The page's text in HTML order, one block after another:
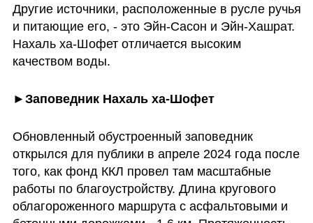
Другие источники, расположенные в русле ручья
и питающие его, - это Эйн-Сасон и Эйн-Хашрат.
Нахаль ха-Шофет отличается высоким
качеством воды.
►Заповедник Нахаль ха-Шофет
Обновленный обустроенный заповедник
открылся для публики в апреле 2024 года после
того, как фонд ККЛ провел там масштабные
работы по благоустройству. Длина кругового
облагороженного маршрута с асфальтовыми и